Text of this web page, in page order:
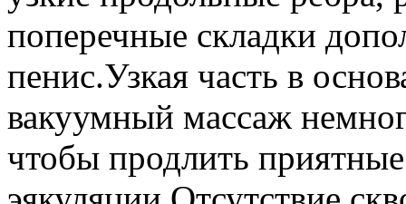
поперечные складки
пенис.Узкая часть в
вакуумный массаж
чтобы продлить